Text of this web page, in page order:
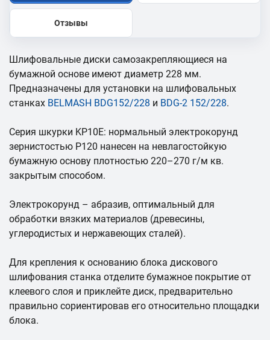
Отзывы
Шлифовальные диски самозакрепляющиеся на
бумажной основе имеют диаметр 228 мм.
Предназначены для установки на шлифовальных
станках BELMASH BDG152/228 и BDG-2 152/228.
Серия шкурки KP10E: нормальный электрокорунд
зернистостью Р120 нанесен на невлагостойкую
бумажную основу плотностью 220–270 г/м кв.
закрытым способом.
Электрокорунд – абразив, оптимальный для
обработки вязких материалов (древесины,
углеродистых и нержавеющих сталей).
Для крепления к основанию блока дискового
шлифования станка отделите бумажное покрытие от
клеевого слоя и приклейте диск, предварительно
правильно сориентировав его относительно площадки
блока.